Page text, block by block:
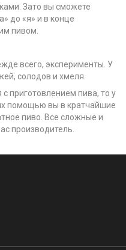
Зато вы сможете
до «я» и в конце
пивом.
всего, эксперименты. У
солодов и хмеля.
приготовлением пива, то у
помощью вы в кратчайшие
пиво. Все сложные и
производитель.